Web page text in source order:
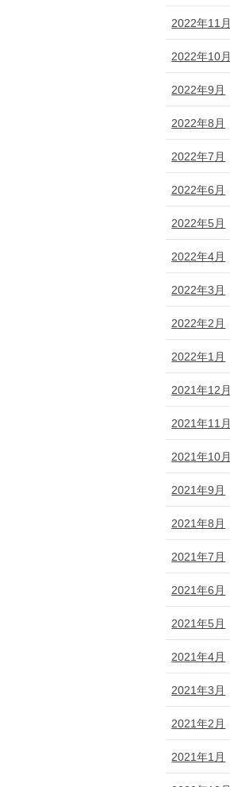
2022年11月
2022年10月
2022年9月
2022年8月
2022年7月
2022年6月
2022年5月
2022年4月
2022年3月
2022年2月
2022年1月
2021年12月
2021年11月
2021年10月
2021年9月
2021年8月
2021年7月
2021年6月
2021年5月
2021年4月
2021年3月
2021年2月
2021年1月